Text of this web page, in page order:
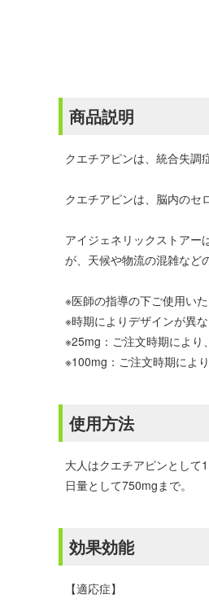
商品説明
クエチアピンは、統合失調
クエチアピンは、脳内のセ
アイジェネリックストアー
が、天候や物流の混雑など
※医師の指導の下ご使用い
※時期によりデザインが異な
※25mg：ご注文時期により
※100mg：ご注文時期によ
使用方法
大人はクエチアピンとして
日量として750mgまで。
効果効能
【適応症】